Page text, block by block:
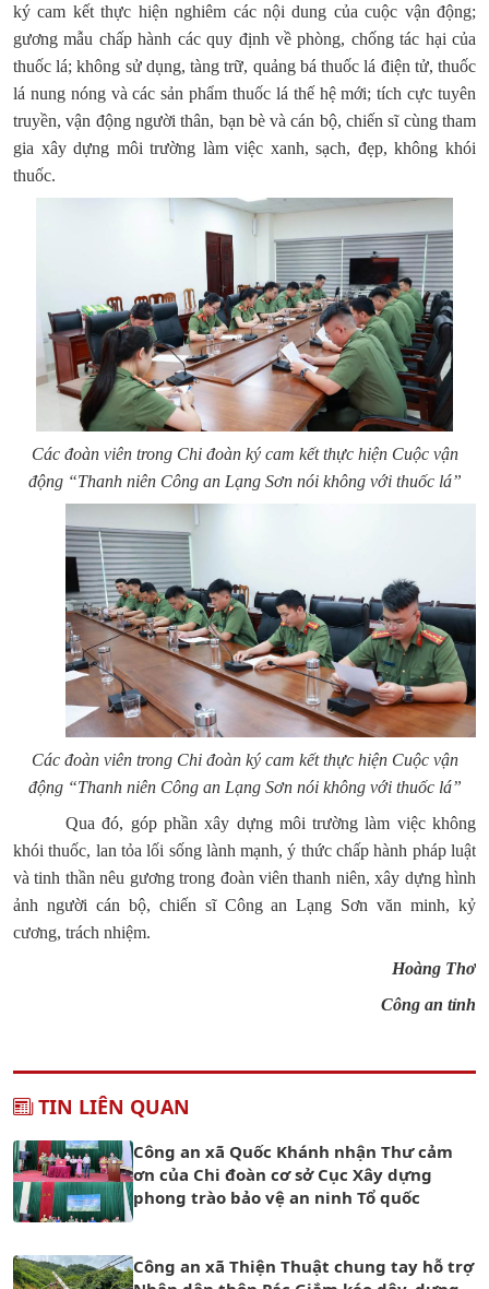
ký cam kết thực hiện nghiêm các nội dung của cuộc vận động;
gương mẫu chấp hành các quy định về phòng, chống tác hại của
thuốc lá; không sử dụng, tàng trữ, quảng bá thuốc lá điện tử, thuốc
lá nung nóng và các sản phẩm thuốc lá thế hệ mới; tích cực tuyên
truyền, vận động người thân, bạn bè và cán bộ, chiến sĩ cùng tham
gia xây dựng môi trường làm việc xanh, sạch, đẹp, không khói
thuốc.
Các đoàn viên trong Chi đoàn ký cam kết thực hiện Cuộc vận
động “Thanh niên Công an Lạng Sơn nói không với thuốc lá”
Các đoàn viên trong Chi đoàn ký cam kết thực hiện Cuộc vận
động “Thanh niên Công an Lạng Sơn nói không với thuốc lá”
Qua đó, góp phần xây dựng môi trường làm việc không
khói thuốc, lan tỏa lối sống lành mạnh, ý thức chấp hành pháp luật
và tinh thần nêu gương trong đoàn viên thanh niên, xây dựng hình
ảnh người cán bộ, chiến sĩ Công an Lạng Sơn văn minh, kỷ
cương, trách nhiệm.
Hoàng Thơ
Công an tỉnh
TIN LIÊN QUAN
Công an xã Quốc Khánh nhận Thư cảm
ơn của Chi đoàn cơ sở Cục Xây dựng
phong trào bảo vệ an ninh Tổ quốc
Công an xã Thiện Thuật chung tay hỗ trợ